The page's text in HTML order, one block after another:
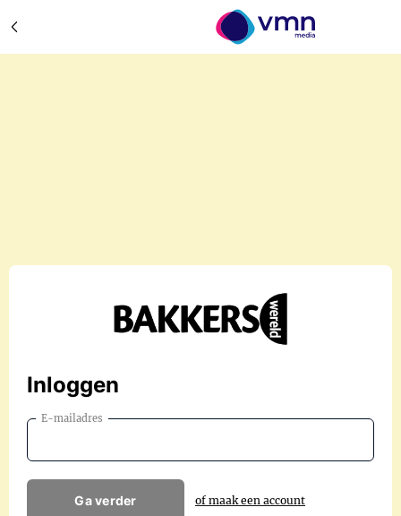
Inloggen
E-mailadres
Ga verder of maak een account